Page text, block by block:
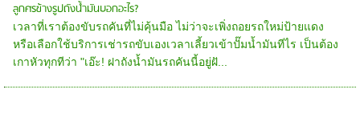
ลูกศรข้างรูปถังน้ำมันบอกอะไร?
เวลาที่เราต้องขับรถคันที่ไม่คุ้นมือ ไม่ว่าจะเพิ่งถอยรถใหม่ป้ายแดง
หรือเลือกใช้บริการเช่ารถขับเองเวลาเลี้ยวเข้าปั๊มน้ำมันทีไร เป็นต้อง
เกาหัวทุกทีว่า "เอ๊ะ! ฝาถังน้ำมันรถคันนี้อยู่ฝั...